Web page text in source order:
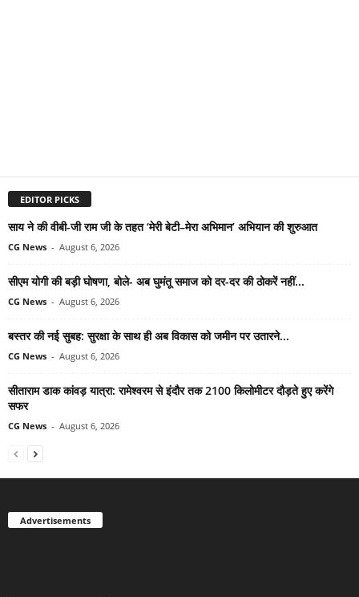
EDITOR PICKS
साय ने की वीबी-जी राम जी के तहत ‘मेरी बेटी–मेरा अभिमान’ अभियान की शुरुआत
CG News - August 6, 2026
सीएम योगी की बड़ी घोषणा, बोले- अब घुमंतू समाज को दर-दर की ठोकरें नहीं...
CG News - August 6, 2026
बस्तर की नई सुबह: सुरक्षा के साथ ही अब विकास को जमीन पर उतारने...
CG News - August 6, 2026
सीताराम डाक कांवड़ यात्रा: रामेश्वरम से इंदौर तक 2100 किलोमीटर दौड़ते हुए करेंगे
सफर
CG News - August 6, 2026
Advertisements